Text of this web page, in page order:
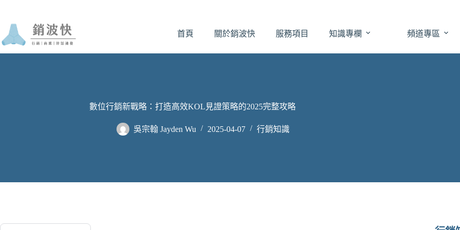
主
要
首頁 關於銷波快 服務項目 知識專欄 頻道專區
數位行銷新戰略：打造高效KOL見證策略的2025完整攻略
吳宗翰 Jayden Wu 2025-04-07 行銷知識